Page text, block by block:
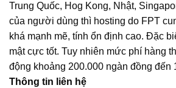
Trung Quốc, Hog Kong, Nhật,
của người dùng thì hosting do FPT
khá mạnh mẽ, tính ổn định cao. Đặc
mật cực tốt. Tuy nhiên mức phí hàng
động khoảng 200.000 ngàn đồng đến
Thông tin liên hệ